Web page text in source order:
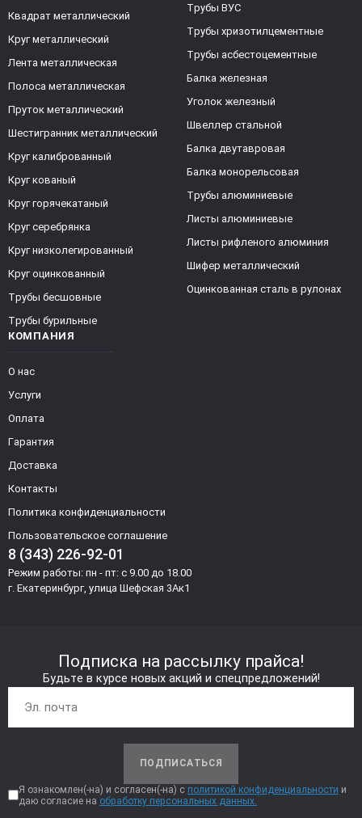
КОМПАНИЯ
О нас
Услуги
Оплата
Гарантия
Доставка
Контакты
Политика конфиденциальности
Пользовательское соглашение
8 (343) 226-92-01
Режим работы: пн - пт: с 9.00 до 18.00
г. Екатеринбург, улица Шефская 3Ак1
Квадрат металлический
Круг металлический
Лента металлическая
Полоса металлическая
Пруток металлический
Шестигранник металлический
Круг калиброванный
Круг кованый
Круг горячекатаный
Круг серебрянка
Круг низколегированный
Круг оцинкованный
Трубы бесшовные
Трубы бурильные
Трубы ВУС
Трубы хризотилцементные
Трубы асбестоцементные
Балка железная
Уголок железный
Швеллер стальной
Балка двутавровая
Балка монорельсовая
Трубы алюминиевые
Листы алюминиевые
Листы рифленого алюминия
Шифер металлический
Оцинкованная сталь в рулонах
Подписка на рассылку прайса!
Будьте в курсе новых акций и спецпредложений!
ПОДПИСАТЬСЯ
Я ознакомлен(-на) и согласен(-на) с политикой конфиденциальности и
даю согласие на обработку персональных данных.